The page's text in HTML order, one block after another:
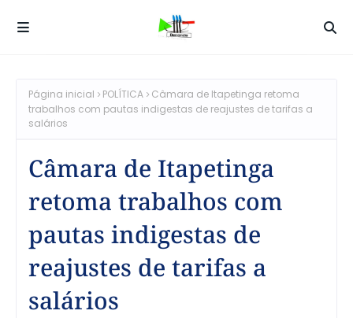
Página inicial POLÍTICA
Câmara de Itapetinga retoma
trabalhos com pautas indigestas de reajustes de tarifas a
salários
Câmara de Itapetinga
retoma trabalhos com
pautas indigestas de
reajustes de tarifas a
salários